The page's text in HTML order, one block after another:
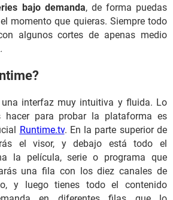
bajo demanda, de forma puedas
momento que quieras. Siempre todo
algunos cortes de apenas medio
interfaz muy intuitiva y fluida. Lo
hacer para probar la plataforma es
Runtime.tv. En la parte superior de
el visor, y debajo está todo el
la película, serie o programa que
una fila con los diez canales de
y luego tienes todo el contenido